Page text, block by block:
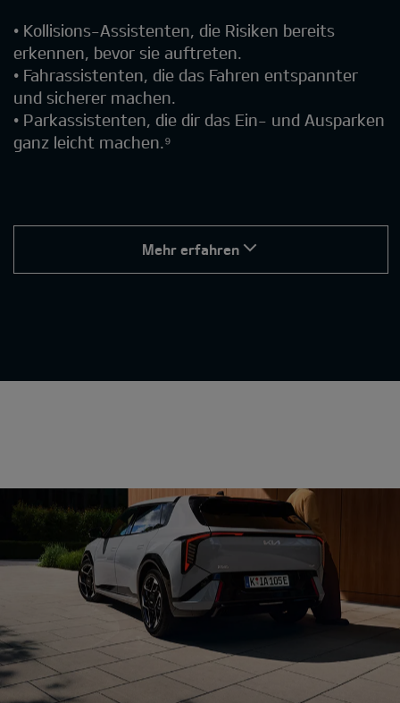
• Kollisions-Assistenten, die Risiken bereits
erkennen, bevor sie auftreten.
• Fahrassistenten, die das Fahren entspannter
und sicherer machen.
• Parkassistenten, die dir das Ein- und Ausparken
ganz leicht machen.⁹
Mehr erfahren
Fahrassistenten
Parkassistenten